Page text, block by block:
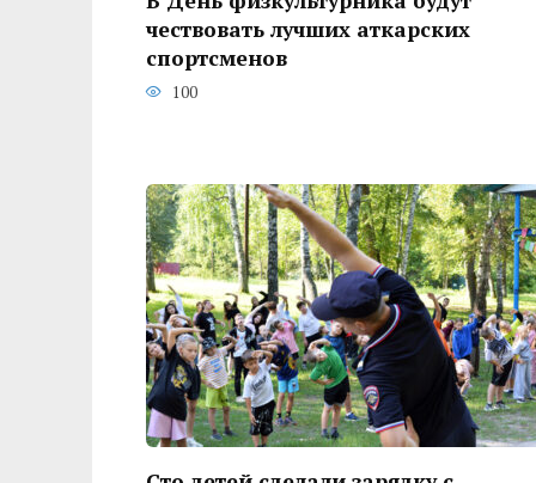
чествовать лучших аткарских
спортсменов
100